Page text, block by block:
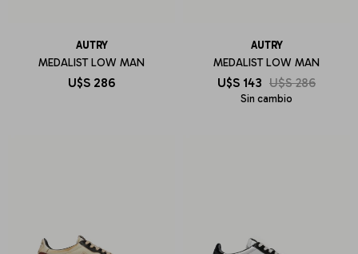
AUTRY
MEDALIST LOW MAN
U$S 286
AUTRY
MEDALIST LOW MAN
U$S 143 U$S 286
Sin cambio